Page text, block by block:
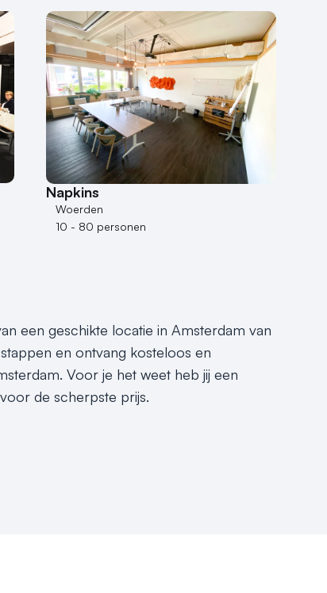
Napkins
Woerden
10 - 80 personen
een geschikte locatie in Amsterdam van
en ontvang kosteloos en
Voor je het weet heb jij een
de scherpste prijs.